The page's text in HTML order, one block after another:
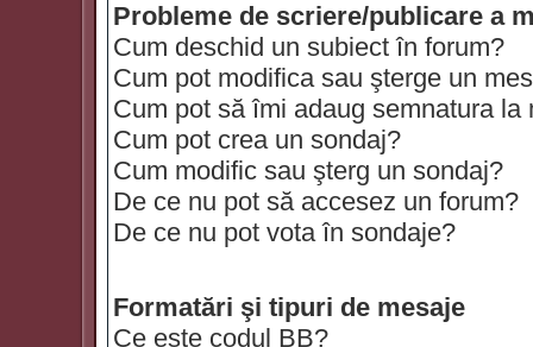
Probleme de scriere/publicare a
Cum deschid un subiect în forum?
Cum pot modifica sau şterge un
Cum pot să îmi adaug semnatura la
Cum pot crea un sondaj?
Cum modific sau şterg un sondaj?
De ce nu pot să accesez un forum?
De ce nu pot vota în sondaje?
Formatări şi tipuri de mesaje
Ce este codul BB?